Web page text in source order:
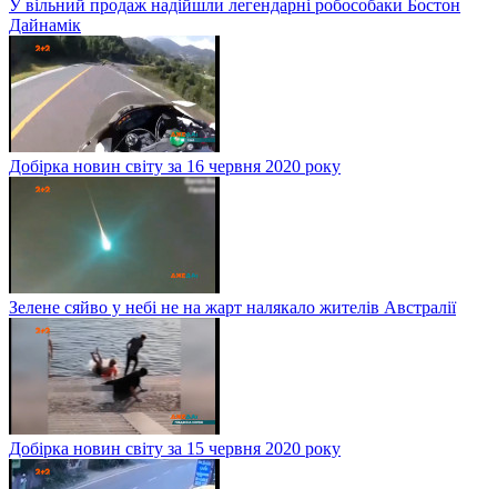
У вільний продаж надійшли легендарні робособаки Бостон
Дайнамік
Добірка новин світу за 16 червня 2020 року
Зелене сяйво у небі не на жарт налякало жителів Австралії
Добірка новин світу за 15 червня 2020 року